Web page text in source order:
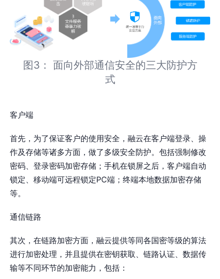
图3： 面向外部通信安全的三大防护方
式
客户端
首先，为了保证客户的使用安全，融云在客户端登录、操
作及存储等诸多方面，做了多级安全防护。包括强制修改
密码、登录密码加密存储；手机在锁屏之后，客户端自动
锁定、移动端可远程锁定PC端；终端本地数据加密存储
等。
通信链路
其次，在链路加密方面，融云提供等同各国密等级的算法
进行加密处理，并且提供在密钥获取、链路认证、数据传
输等不同环节的加密能力，包括：